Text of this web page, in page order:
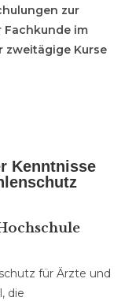
zur
Fachkunde im
zweitägige Kurse
Kenntnisse
für Ärzte und
die